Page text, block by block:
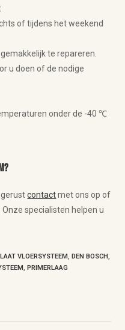
of tijdens het weekend
te repareren.
u doen of de nodige
onder de -40 ℃
gerustcontactmet ons op of
Onze specialisten helpen u
VLOERSYSTEEM, DEN BOSCH,
, PRIMERLAAG